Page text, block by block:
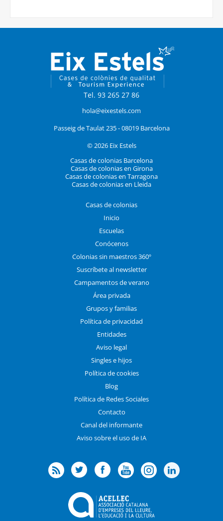
Tel. 93 265 27 86
hola@eixestels.com
Passeig de Taulat 235 - 08019 Barcelona
© 2026 Eix Estels
Casas de colonias Barcelona
Casas de colonias en Girona
Casas de colonias en Tarragona
Casas de colonias en Lleida
Casas de colonias
Inicio
Escuelas
Conócenos
Colonias sin maestros 360º
Suscríbete al newsletter
Campamentos de verano
Área privada
Grupos y familias
Política de privacidad
Entidades
Aviso legal
Singles e hijos
Política de cookies
Blog
Política de Redes Sociales
Contacto
Canal del informante
Aviso sobre el uso de IA